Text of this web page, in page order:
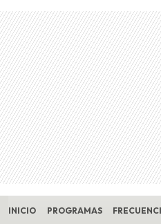
Skip to main content
INICIO PROGRAMAS